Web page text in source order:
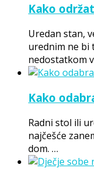
Kako
Uredan stan,
urednim ne bi
nedostatkom
Kako
Radni stol ili
najčešće
dom. …